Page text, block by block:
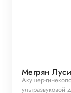
Мегрян
Акушер-
ультразвуковой